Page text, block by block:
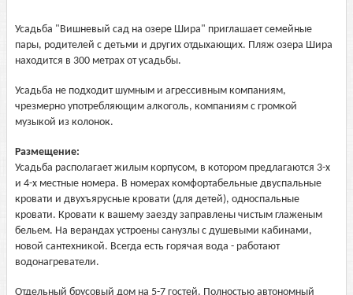
Усадьба "Вишневый сад на озере Шира" приглашает семейные
пары, родителей с детьми и других отдыхающих. Пляж озера Шира
находится в 300 метрах от усадьбы.
Усадьба не подходит шумным и агрессивным компаниям,
чрезмерно употребляющим алкоголь, компаниям с громкой
музыкой из колонок.
Размещение:
Усадьба располагает жилым корпусом, в котором предлагаются 3-х
и 4-х местные номера. В номерах комфортабельные двуспальные
кровати и двухъярусные кровати (для детей), односпальные
кровати. Кровати к вашему заезду заправлены чистым глаженым
бельем. На верандах устроены санузлы с душевыми кабинами,
новой сантехникой. Всегда есть горячая вода - работают
водонагреватели.
Отдельный брусовый дом на 5-7 гостей. Полностью автономный